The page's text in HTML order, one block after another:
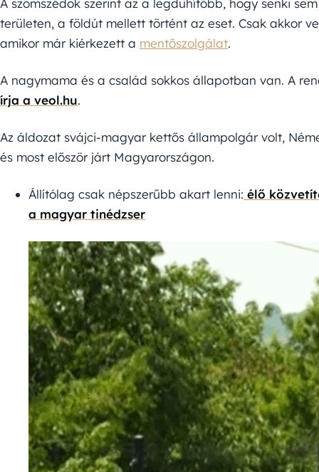
A szomszédok szerint az a legdühítőbb, hogy senki
területen, a földút mellett történt az eset. Csak akkor
amikor már kiérkezett a mentőszolgálat.
A nagymama és a család sokkos állapotban van. A
írja a veol.hu.
Az áldozat svájci-magyar kettős állampolgár volt,
és most először járt Magyarországon.
Állítólag csak népszerűbb akart lenni: élő
a magyar tinédzser